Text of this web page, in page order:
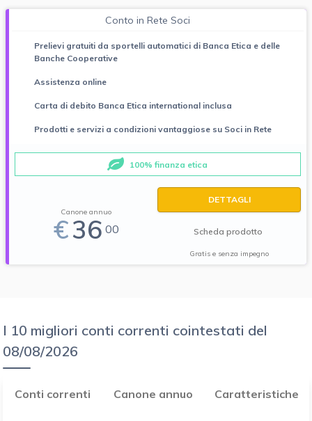
Conto in Rete Soci
Prelievi gratuiti da sportelli automatici di Banca Etica e delle
Banche Cooperative
Assistenza online
Carta di debito Banca Etica international inclusa
Prodotti e servizi a condizioni vantaggiose su Soci in Rete
100% finanza etica
Canone annuo
€36 00
DETTAGLI
Scheda prodotto
Gratis e senza impegno
I 10 migliori conti correnti cointestati del
08/08/2026
Conti correnti Canone annuo Caratteristiche